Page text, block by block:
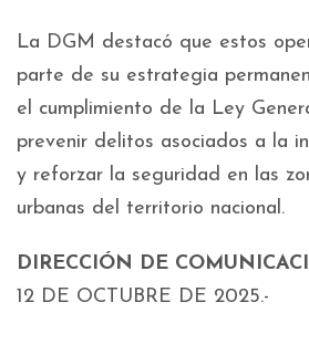
La DGM destacó que estos
parte de su estrategia
el cumplimiento de la Ley
prevenir delitos asociados a la
y reforzar la seguridad en las
urbanas del territorio nacional.
DIRECCIÓN DE
12 DE OCTUBRE DE 2025.-